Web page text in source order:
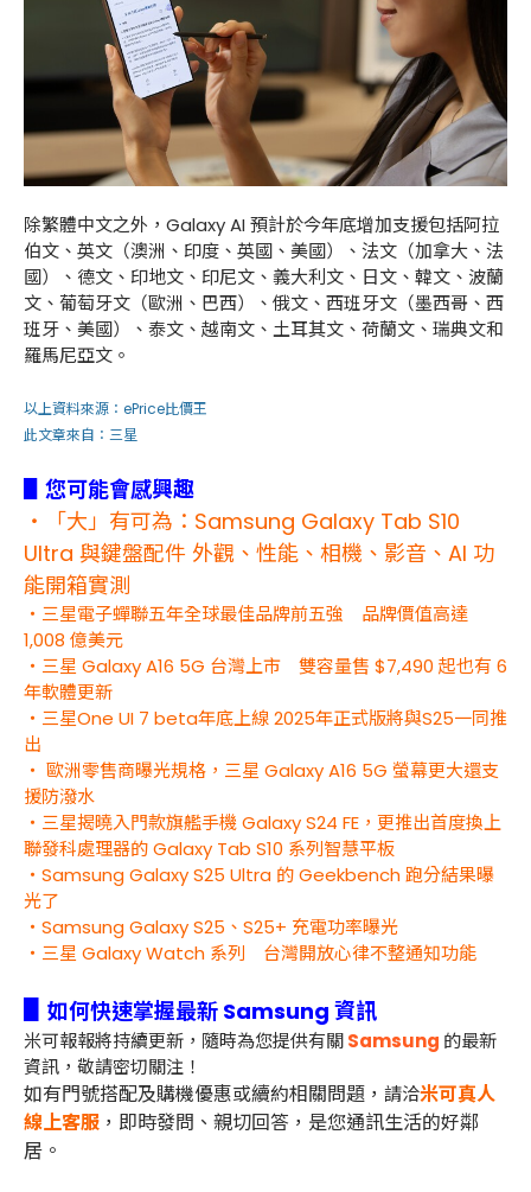
除繁體中文之外，Galaxy AI 預計於今年底增加支援包括阿拉
伯文、英文（澳洲、印度、英國、美國）、法文（加拿大、法
國）、德文、印地文、印尼文、義大利文、日文、韓文、波蘭
文、葡萄牙文（歐洲、巴西）、俄文、西班牙文（墨西哥、西
班牙、美國）、泰文、越南文、土耳其文、荷蘭文、瑞典文和
羅馬尼亞文。
以上資料來源： ePrice比價王
此文章來自：三星
▋您可能會感興趣
・「大」有可為：Samsung Galaxy Tab S10
Ultra 與鍵盤配件 外觀、性能、相機、影音、AI 功
能開箱實測
・三星電子蟬聯五年全球最佳品牌前五強 品牌價值高達
1,008 億美元
・三星 Galaxy A16 5G 台灣上市 雙容量售 $7,490 起也有 6
年軟體更新
・三星One UI 7 beta年底上線 2025年正式版將與S25一同推
出
・ 歐洲零售商曝光規格，三星 Galaxy A16 5G 螢幕更大還支
援防潑水
・三星揭曉入門款旗艦手機 Galaxy S24 FE，更推出首度換上
聯發科處理器的 Galaxy Tab S10 系列智慧平板
・Samsung Galaxy S25 Ultra 的 Geekbench 跑分結果曝
光了
・Samsung Galaxy S25、S25+ 充電功率曝光
・三星 Galaxy Watch 系列 台灣開放心律不整通知功能
如何快速掌握最新 Samsung 資訊
米可報報將持續更新，隨時為您提供有關Samsung 的最新
資訊，敬請密切關注！
如有門號搭配及購機優惠或續約相關問題， 請洽米可真人
線上客服 ，即時發問、親切回答，是您通訊生活的好鄰
居。